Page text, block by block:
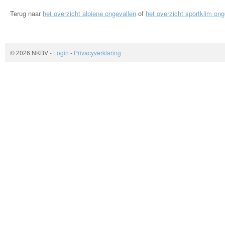
Terug naar het overzicht alpiene ongevallen of het overzicht sportklim
© 2026 NKBV- Login - Privacyverklaring